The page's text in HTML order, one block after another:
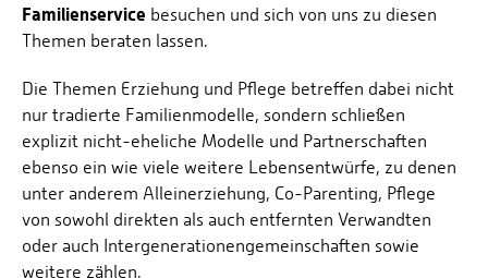
Familienservice besuchen und sich von uns zu diesen
Themen beraten lassen.
Die Themen Erziehung und Pflege betreffen dabei nicht
nur tradierte Familienmodelle, sondern schließen
explizit nicht-eheliche Modelle und Partnerschaften
ebenso ein wie viele weitere Lebensentwürfe, zu denen
unter anderem Alleinerziehung, Co-Parenting, Pflege
von sowohl direkten als auch entfernten Verwandten
oder auch Intergenerationengemeinschaften sowie
weitere zählen.